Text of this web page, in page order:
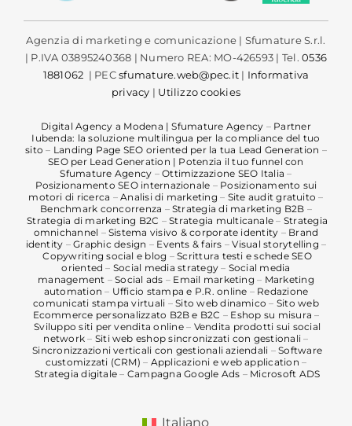
Agenzia di marketing e comunicazione | Sfumature S.r.l.
| P.IVA 03895240368 | Numero REA: MO-426593 | Tel.0536
1881062 | PECsfumature.web@pec.it | Informativa
privacy | Utilizzo cookies
Digital Agency a Modena | Sfumature Agency – Partner
Iubenda: la soluzione multilingua per la compliance del tuo
sito – Landing Page SEO oriented per la tua Lead Generation –
SEO per Lead Generation | Potenzia il tuo funnel con
Sfumature Agency –Ottimizzazione SEO Italia –
Posizionamento SEO internazionale – Posizionamento sui
motori di ricerca –Analisi di marketing – Site audit gratuito –
Benchmark concorrenza –Strategia di marketing B2B –
Strategia di marketing B2C –Strategia multicanale – Strategia
omnichannel –Sistema visivo & corporate identity – Brand
identity –Graphic design – Events & fairs –Visual storytelling –
Copywriting social e blog –Scrittura testi e schede SEO
oriented – Social media strategy – Social media
management –Social ads – Email marketing – Marketing
automation – Ufficio stampa e P.R. online – Redazione
comunicati stampa virtuali –Sito web dinamico – Sito web
Ecommerce personalizzato B2B e B2C – Eshop su misura –
Sviluppo siti per vendita online– Vendita prodotti sui social
network – Siti web eshop sincronizzati con gestionali –
Sincronizzazioni verticali con gestionali aziendali –Software
customizzati (CRM) – Applicazioni e web application –
Strategia digitale – Campagna Google Ads – Microsoft ADS
Italiano